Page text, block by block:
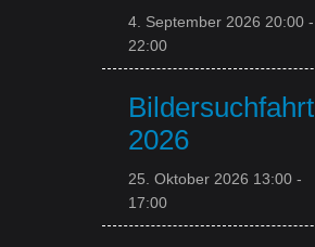
4. September 2026 20:00 -
22:00
Bildersuchfahrt
2026
25. Oktober 2026 13:00 -
17:00